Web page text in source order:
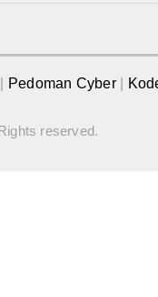
Pedoman Cyber
reserved.